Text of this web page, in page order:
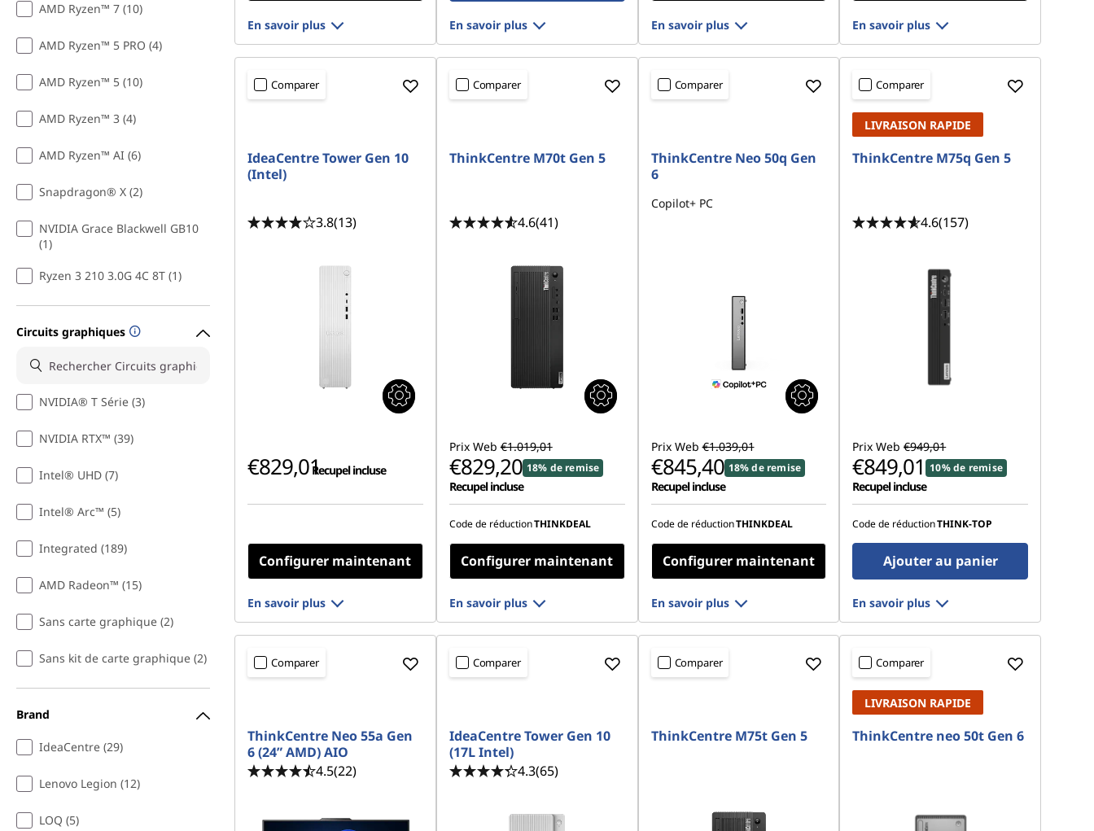
AMD Ryzen™ 7 (10)
AMD Ryzen™ 5 PRO (4)
AMD Ryzen™ 5 (10)
AMD Ryzen™ 3 (4)
AMD Ryzen™ AI (6)
Snapdragon® X (2)
NVIDIA Grace Blackwell GB10
(1)
Ryzen 3 210 3.0G 4C 8T (1)
Circuits graphiques
NVIDIA® T Série (3)
NVIDIA RTX™ (39)
Intel® UHD (7)
Intel® Arc™ (5)
Integrated (189)
AMD Radeon™ (15)
Sans carte graphique (2)
Sans kit de carte graphique (2)
Brand
IdeaCentre (29)
Lenovo Legion (12)
LOQ (5)
En savoir plus En savoir plus En savoir plus En savoir plus
Comparer
IdeaCentre Tower Gen 10
(Intel)
3.8(13)
€829,01Recupel incluse
Configurer maintenant
En savoir plus
Comparer
ThinkCentre M70t Gen 5
4.6(41)
Prix Web €1.019,01
€829,20 18% de remise
Recupel incluse
Code de réductionTHINKDEAL
Configurer maintenant
En savoir plus
Comparer
ThinkCentre Neo 50q Gen
6
Copilot+ PC
Prix Web €1.039,01
€845,40 18% de remise
Recupel incluse
Code de réductionTHINKDEAL
Configurer maintenant
En savoir plus
Comparer
LIVRAISON RAPIDE
ThinkCentre M75q Gen 5
4.6(157)
Prix Web €949,01
€849,01 10% de remise
Recupel incluse
Code de réductionTHINK-TOP
Ajouter au panier
En savoir plus
Comparer
ThinkCentre Neo 55a Gen
6 (24” AMD) AIO
4.5(22)
Comparer
IdeaCentre Tower Gen 10
(17L Intel)
4.3(65)
Comparer
ThinkCentre M75t Gen 5
Comparer
LIVRAISON RAPIDE
ThinkCentre neo 50t Gen 6